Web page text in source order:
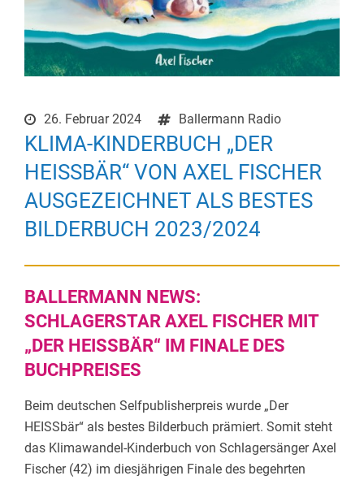
26. Februar 2024 Ballermann Radio
KLIMA-KINDERBUCH „DER
HEISSBÄR“ VON AXEL FISCHER
AUSGEZEICHNET ALS BESTES
BILDERBUCH 2023/2024
BALLERMANN NEWS:
SCHLAGERSTAR AXEL FISCHER MIT
„DER HEISSBÄR“ IM FINALE DES
BUCHPREISES
Beim deutschen Selfpublisherpreis wurde „Der
HEISSbär“ als bestes Bilderbuch prämiert. Somit steht
das Klimawandel-Kinderbuch von Schlagersänger Axel
Fischer (42) im diesjährigen Finale des begehrten